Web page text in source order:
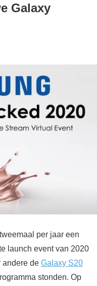
Galaxy
per jaar een
launch event van 2020
andere de Galaxy S20
stonden. Op